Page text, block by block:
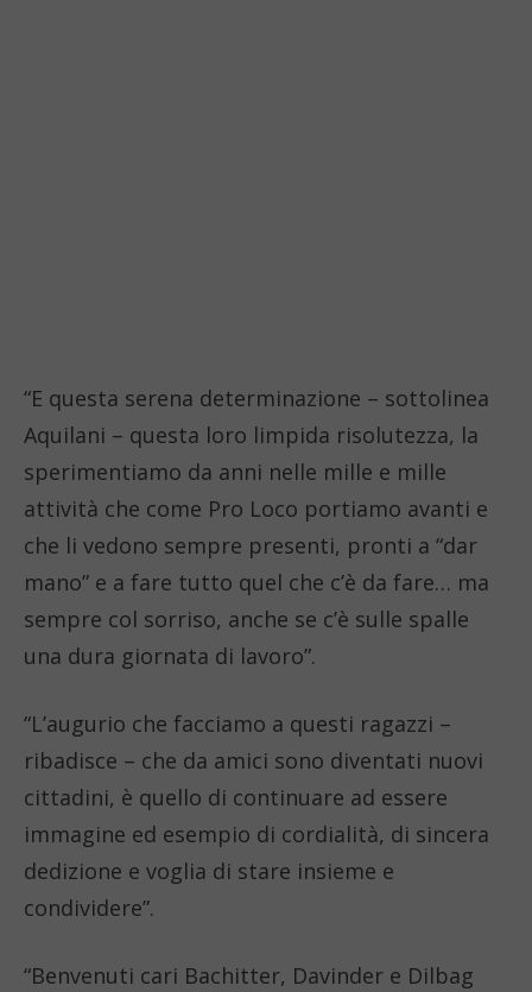
“E questa serena determinazione – sottolinea
Aquilani – questa loro limpida risolutezza, la
sperimentiamo da anni nelle mille e mille
attività che come Pro Loco portiamo avanti e
che li vedono sempre presenti, pronti a “dar
mano” e a fare tutto quel che c’è da fare… ma
sempre col sorriso, anche se c’è sulle spalle
una dura giornata di lavoro”.
“L’augurio che facciamo a questi ragazzi –
ribadisce – che da amici sono diventati nuovi
cittadini, è quello di continuare ad essere
immagine ed esempio di cordialità, di sincera
dedizione e voglia di stare insieme e
condividere”.
“Benvenuti cari Bachitter, Davinder e Dilbag